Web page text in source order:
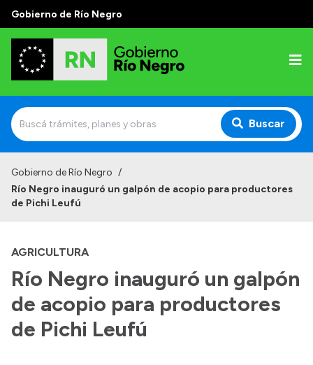
Gobierno de Río Negro
Buscar
Autoridades
Autoridades y Organismos
Discursos en la Legislatura
Casa de Gobierno
Acerca de Río Negro
Gobierno de Río Negro /
Río Negro inauguró un galpón de acopio para productores
de Pichi Leufú
AGRICULTURA
Río Negro inauguró un galpón
de acopio para productores
de Pichi Leufú